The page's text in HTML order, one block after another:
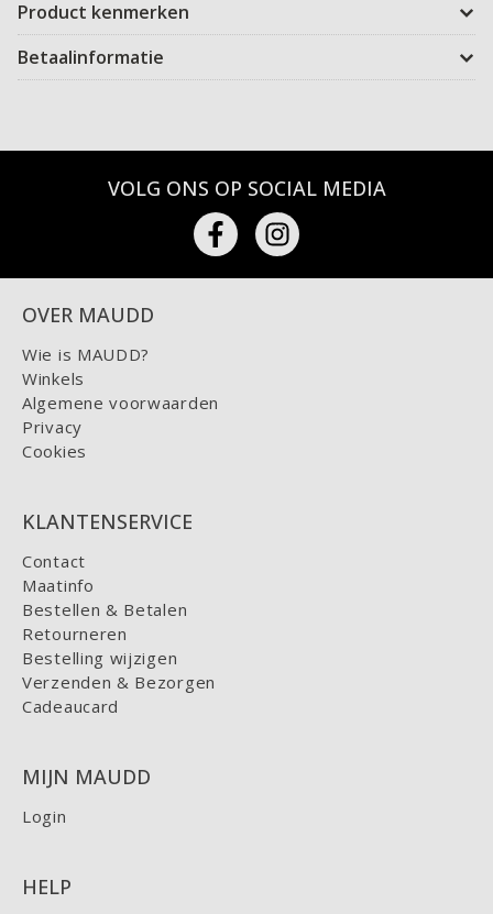
Product kenmerken
Betaalinformatie
VOLG ONS OP SOCIAL MEDIA
OVER MAUDD
Wie is MAUDD?
Winkels
Algemene voorwaarden
Privacy
Cookies
KLANTENSERVICE
Contact
Maatinfo
Bestellen & Betalen
Retourneren
Bestelling wijzigen
Verzenden & Bezorgen
Cadeaucard
MIJN MAUDD
Login
HELP